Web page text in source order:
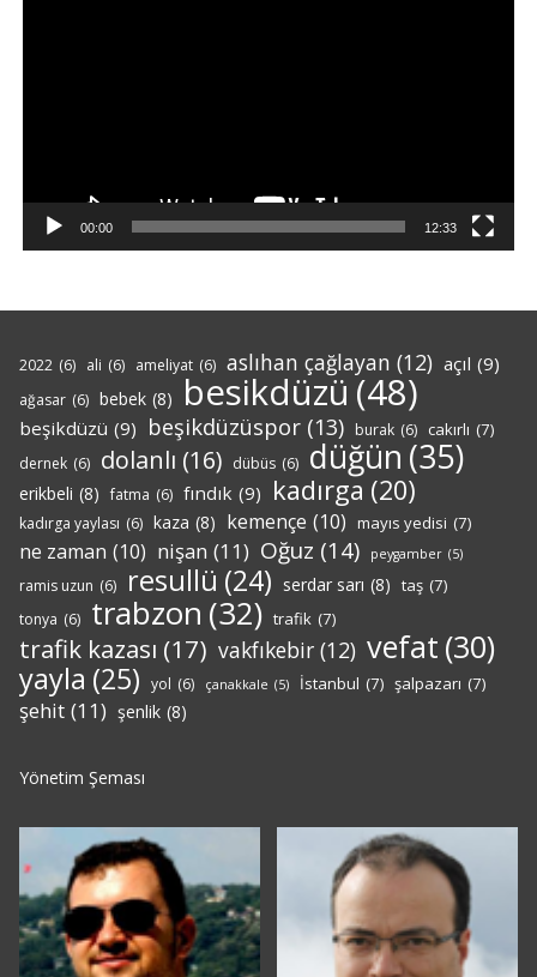
00:00 12:33
2022 (6) ali (6) ameliyat (6) aslıhan çağlayan (12) açıl (9)
ağasar (6) bebek (8) besikdüzü (48)
beşikdüzü (9) beşikdüzüspor (13) burak (6) cakırlı (7)
dernek (6) dolanlı (16) dübüs (6) düğün (35)
erikbeli (8) fatma (6) fındık (9) kadırga (20)
kadırga yaylası (6) kaza (8) kemençe (10) mayıs yedisi (7)
ne zaman (10) nişan (11) Oğuz (14) peygamber (5)
ramis uzun (6) resullü (24) serdar sarı (8) taş (7)
tonya (6) trabzon (32) trafik (7)
trafik kazası (17) vakfıkebir (12) vefat (30)
yayla (25) yol (6) çanakkale (5) İstanbul (7) şalpazarı (7)
şehit (11) şenlik (8)
Yönetim Şeması